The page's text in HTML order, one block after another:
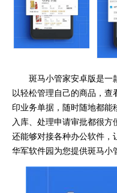
斑马小管家安卓版是一
以轻松管理自己的商品，
印业务单据，随时随地都能
入库、处理申请审批都很方
还能够对接各种办公软件，
华军软件园为您提供斑马小